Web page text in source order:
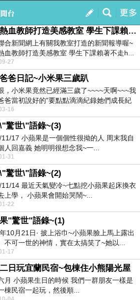
我的
訂閱
讚！熱血教師打造美感教室 學生下課賴著不走
合新聞網上有關我教室打造的新聞報導喔~
血教師打造美感教室 學生下課賴著不走h...
27
爸日記~小米果三歲趴
，小米果竟然已經滿三歲了~~~~天啊~~~我
爸當初說好的"要點點滴滴紀錄她們成長紀
16
驚世\"語錄~(3)
17 小蘋果是一個個性很拗的人 周末我自
人回嘉義 她明明很想念我~一...
31
驚世\"語錄~(2)
11/14 最近天氣變冷~七點挖小蘋果起床換衣
上學， 小蘋果會開始哭鬧~...
22
"驚世"語錄~(1)
10月21日· 披上浴巾~小蘋果臉上馬上露出
不可一世的神情，實在太搞笑了~她以...
17
日玩宜蘭民宿~包棟住小熊陽光屋
月 小蘋果生日的時候 我們一群朋友一樣是
棟民宿一起玩，然後順...